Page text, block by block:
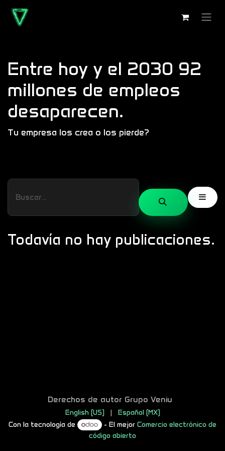
Entre hoy y el 2030 92
millones de empleos
desaparecen.
Tu empresa los crea o los pierde?
Todavía no hay publicaciones.
Derechos de autor Grupo Veniu
English (US) |
Español (MX)
Con la tecnología de
- El mejor Comercio electrónico de
código abierto